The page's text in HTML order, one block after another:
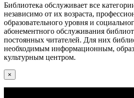
Библиотека обслуживает все
независимо от их возраста,
образовательного уровня и
абонементного обслуживания
постоянных читателей. Для них
необходимым информационным,
культурным центром.
×